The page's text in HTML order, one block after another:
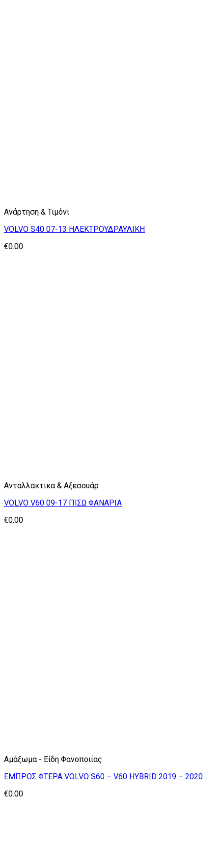
Ανάρτηση & Τιμόνι
VOLVO S40 07-13 ΗΛΕΚΤΡΟΥΔΡΑΥΛΙΚΗ
€0.00
Ανταλλακτικα & Αξεσουάρ
VOLVO V60 09-17 ΠΙΣΩ ΦΑΝΑΡΙΑ
€0.00
Αμάξωμα - Είδη Φανοποιίας
ΕΜΠΡΟΣ ΦΤΕΡΑ VOLVO S60 – V60 HYBRID 2019 – 2020
€0.00